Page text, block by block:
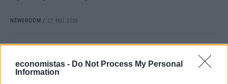
economistas - Do Not Process My Personal
Information
NEWSROOM / 27 Μαΐ 2026